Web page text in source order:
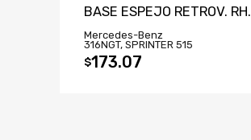
BASE ESPEJO RETROV. RH.
Mercedes-Benz
316NGT, SPRINTER 515
$173.07